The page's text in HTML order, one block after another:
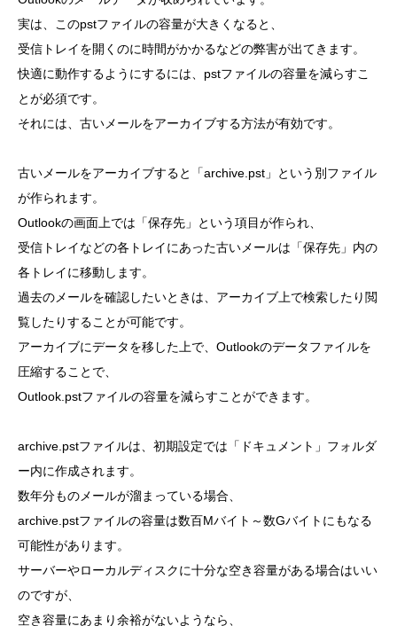
実は、このpstファイルの容量が大きくなると、
受信トレイを開くのに時間がかかるなどの弊害が出てきます。
快適に動作するようにするには、pstファイルの容量を減らすこ
とが必須です。
それには、古いメールをアーカイブする方法が有効です。
古いメールをアーカイブすると「archive.pst」という別ファイル
が作られます。
Outlookの画面上では「保存先」という項目が作られ、
受信トレイなどの各トレイにあった古いメールは「保存先」内の
各トレイに移動します。
過去のメールを確認したいときは、アーカイブ上で検索したり閲
覧したりすることが可能です。
アーカイブにデータを移した上で、Outlookのデータファイルを
圧縮することで、
Outlook.pstファイルの容量を減らすことができます。
archive.pstファイルは、初期設定では「ドキュメント」フォルダ
ー内に作成されます。
数年分ものメールが溜まっている場合、
archive.pstファイルの容量は数百Mバイト～数Gバイトにもなる
可能性があります。
サーバーやローカルディスクに十分な空き容量がある場合はいい
のですが、
空き容量にあまり余裕がないようなら、